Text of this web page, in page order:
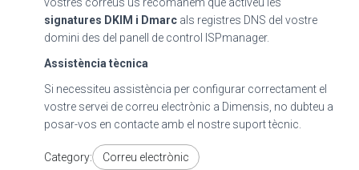
signatures DKIM i Dmarc als registres DNS del vostre
domini des del panell de control ISPmanager.
Assistència tècnica
Si necessiteu assistència per configurar correctament el
vostre servei de correu electrònic a Dimensis, no dubteu a
posar-vos en contacte amb el nostre suport tècnic.
Category: Correu electrònic